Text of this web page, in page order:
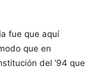
fue que aquí
que en
del ’94 que